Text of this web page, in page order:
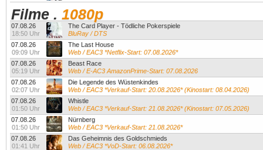
Filme . 1080p
07.08.26
18:50 Uhr
The Card Player - Tödliche Pokerspiele
BluRay / DTS
07.08.26
09:09 Uhr
The Last House
Web / EAC3 *Netflix-Start: 07.08.2026*
07.08.26
05:19 Uhr
Beast Race
Web / E-AC3 AmazonPrime-Start: 07.08.2026
07.08.26
02:07 Uhr
Die Legende des Wüstenkindes
Web / EAC3 *Verkauf-Start: 20.08.2026* (Kinostart: 08.04.2026)
07.08.26
01:50 Uhr
Whistle
Web / EAC3 *Verkauf-Start: 21.08.2026* (Kinostart: 07.05.2026)
07.08.26
01:50 Uhr
Nürnberg
Web / EAC3 *Verkauf-Start: 21.08.2026*
07.08.26
01:41 Uhr
Das Geheimnis des Goldschmieds
Web / EAC3 *VoD-Start: 06.08.2026*